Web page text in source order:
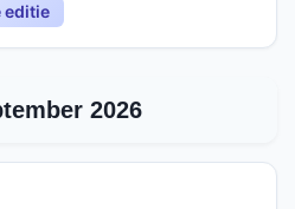
editie
2026